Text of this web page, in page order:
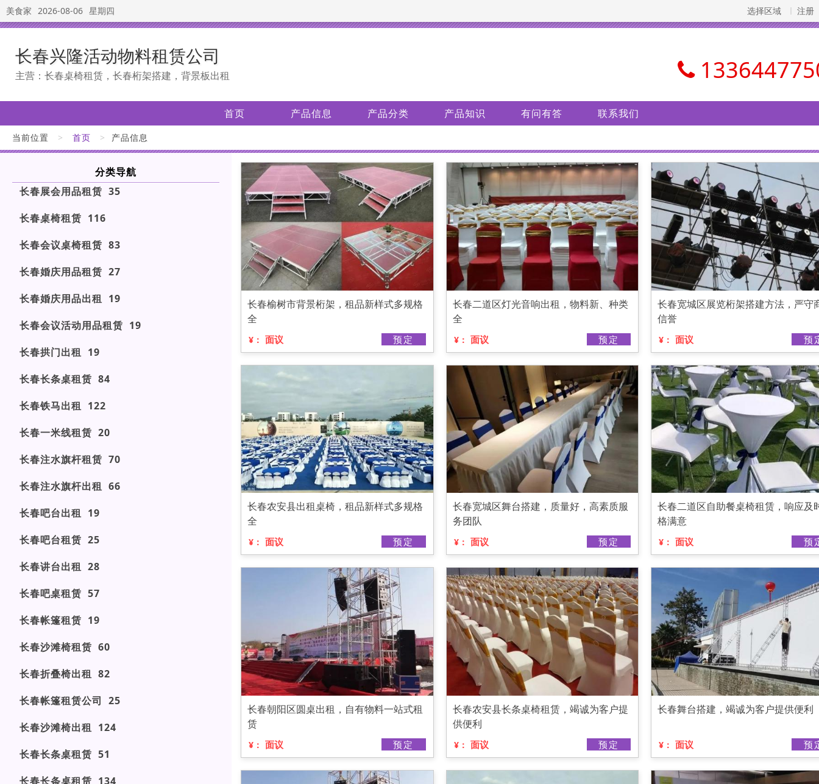
美食家 2026-08-06 星期四 选择区域 注册
长春兴隆活动物料租赁公司
主营：长春桌椅租赁，长春桁架搭建，背景板出租
首页 产品信息 产品分类 产品知识 有问有答 联系我们
当前位置 > 首页 > 产品信息
分类导航
长春展会用品租赁 35
长春桌椅租赁 116
长春会议桌椅租赁 83
长春婚庆用品租赁 27
长春婚庆用品出租 19
长春会议活动用品租赁 19
长春拱门出租 19
长春长条桌租赁 84
长春铁马出租 122
长春一米线租赁 20
长春注水旗杆租赁 70
长春注水旗杆出租 66
长春吧台出租 19
长春吧台租赁 25
长春讲台出租 28
长春吧桌租赁 57
长春帐篷租赁 19
长春沙滩椅租赁 60
长春折叠椅出租 82
长春帐篷租赁公司 25
长春沙滩椅出租 124
长春长条桌租赁 51
长春长条桌租赁 134
长春榆树市背景桁架，租品新样式多规格
全
¥： 面议 预定
长春二道区灯光音响出租，物料新、种类
全
¥： 面议 预定
长春宽城区展览桁架搭建方法，严守
信誉
¥： 面议 预
长春农安县出租桌椅，租品新样式多规格
全
¥： 面议 预定
长春宽城区舞台搭建，质量好，高素质服
务团队
¥： 面议 预定
长春二道区自助餐桌椅租赁，响应及
格满意
¥： 面议 预
长春朝阳区圆桌出租，自有物料一站式租
赁
¥： 面议 预定
长春农安县长条桌椅租赁，竭诚为客户提
供便利
¥： 面议 预定
长春舞台搭建，竭诚为客户提供便利
¥： 面议 预